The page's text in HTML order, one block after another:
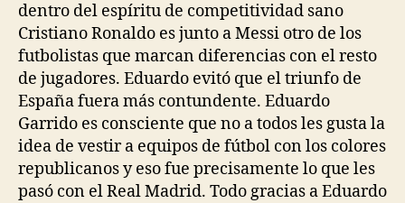
dentro del espíritu de competitividad sano
Cristiano Ronaldo es junto a Messi otro de los
futbolistas que marcan diferencias con el resto
de jugadores. Eduardo evitó que el triunfo de
España fuera más contundente. Eduardo
Garrido es consciente que no a todos les gusta la
idea de vestir a equipos de fútbol con los colores
republicanos y eso fue precisamente lo que les
pasó con el Real Madrid. Todo gracias a Eduardo